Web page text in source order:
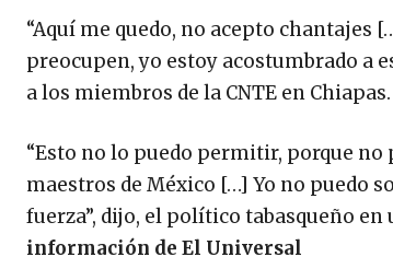
“Aquí me quedo, no acepto chantajes
preocupen, yo estoy acostumbrado a
a los miembros de la CNTE en Chiapas.
“Esto no lo puedo permitir, porque no
maestros de México […] Yo no puedo
fuerza”, dijo, el político tabasqueño
información de El Universal